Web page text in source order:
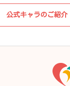
公式キャラのご紹介